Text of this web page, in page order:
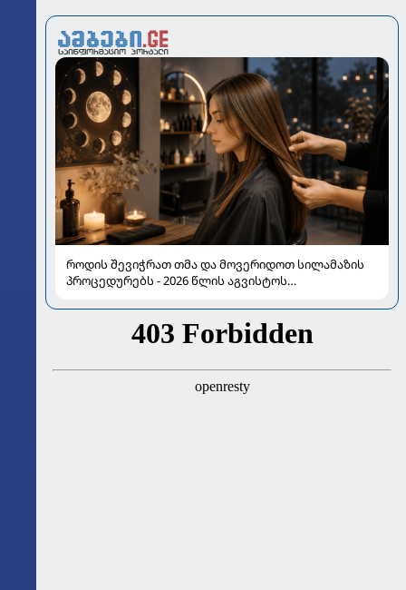
როდის შევიჭრათ თმა და მოვერიდოთ სილამაზის
პროცედურებს - 2026 წლის აგვისტოს